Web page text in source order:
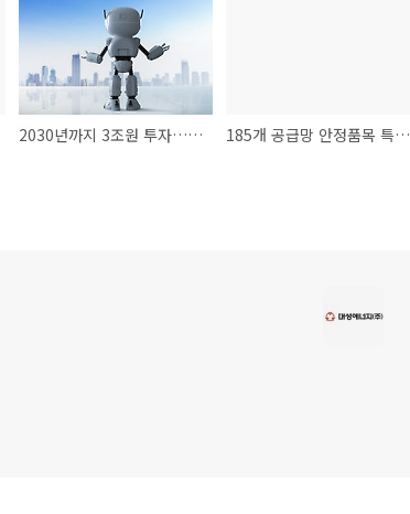
2030년까지 3조원 투자…첨단 로봇산업 육성 185개 공급망 안정품목 특정국 의존도 50% 이하로